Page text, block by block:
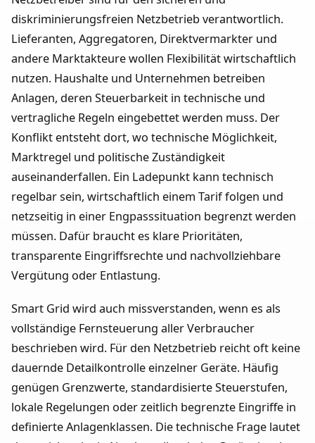
diskriminierungsfreien Netzbetrieb verantwortlich.
Lieferanten, Aggregatoren, Direktvermarkter und
andere Marktakteure wollen Flexibilität wirtschaftlich
nutzen. Haushalte und Unternehmen betreiben
Anlagen, deren Steuerbarkeit in technische und
vertragliche Regeln eingebettet werden muss. Der
Konflikt entsteht dort, wo technische Möglichkeit,
Marktregel und politische Zuständigkeit
auseinanderfallen. Ein Ladepunkt kann technisch
regelbar sein, wirtschaftlich einem Tarif folgen und
netzseitig in einer Engpasssituation begrenzt werden
müssen. Dafür braucht es klare Prioritäten,
transparente Eingriffsrechte und nachvollziehbare
Vergütung oder Entlastung.
Smart Grid wird auch missverstanden, wenn es als
vollständige Fernsteuerung aller Verbraucher
beschrieben wird. Für den Netzbetrieb reicht oft keine
dauernde Detailkontrolle einzelner Geräte. Häufig
genügen Grenzwerte, standardisierte Steuerstufen,
lokale Regelungen oder zeitlich begrenzte Eingriffe in
definierte Anlagenklassen. Die technische Frage lautet